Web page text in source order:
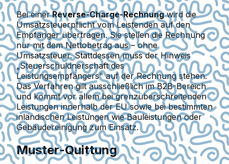
Bei einerReverse-Charge-Rechnungwird die
Umsatzsteuerpflicht vom Leistenden auf den
Empfänger übertragen. Sie stellen die Rechnung
nur mit dem Nettobetrag aus – ohne
Umsatzsteuer. Stattdessen muss der Hinweis
„Steuerschuldnerschaft des
Leistungsempfängers" auf der Rechnung stehen.
Das Verfahren gilt ausschließlich im B2B-Bereich
und kommt vor allem bei grenzüberschreitenden
Leistungen innerhalb der EU sowie bei bestimmten
inländischen Leistungen wie Bauleistungen oder
Gebäudereinigung zum Einsatz.
Muster-Quittung